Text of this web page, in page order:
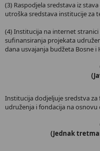
(3) Raspodjela sredstava iz
utroška sredstava institucije za
(4) Institucija na internet
sufinansiranja projekata
dana usvajanja budžeta Bosne
Institucija dodjeljuje sredstva
udruženja i fondacija na
(Jednak